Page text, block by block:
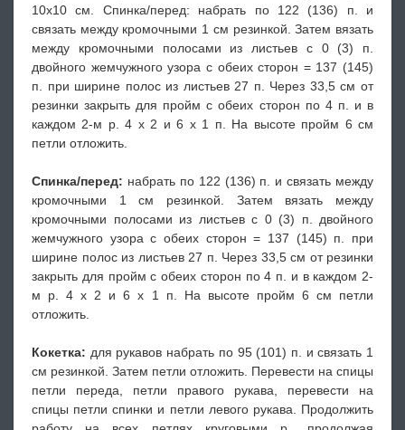
10x10 см. Спинка/перед: набрать по 122 (136) п. и
связать между кромочными 1 см резинкой. Затем вязать
между кромочными полосами из листьев с 0 (3) п.
двойного жемчужного узора с обеих сторон = 137 (145)
п. при ширине полос из листьев 27 п. Через 33,5 см от
резинки закрыть для пройм с обеих сторон по 4 п. и в
каждом 2-м р. 4 х 2 и 6 х 1 п. На высоте пройм 6 см
петли отложить.
Спинка/перед: набрать по 122 (136) п. и связать между
кромочными 1 см резинкой. Затем вязать между
кромочными полосами из листьев с 0 (3) п. двойного
жемчужного узора с обеих сторон = 137 (145) п. при
ширине полос из листьев 27 п. Через 33,5 см от резинки
закрыть для пройм с обеих сторон по 4 п. и в каждом 2-
м р. 4 х 2 и 6 х 1 п. На высоте пройм 6 см петли
отложить.
Кокетка: для рукавов набрать по 95 (101) п. и связать 1
см резинкой. Затем петли отложить. Перевести на спицы
петли переда, петли правого рукава, перевести на
спицы петли спинки и петли левого рукава. Продолжить